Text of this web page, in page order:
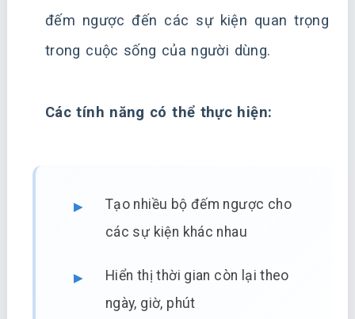
đếm ngược đến các sự kiện quan trọng
trong cuộc sống của người dùng.
Các tính năng có thể thực hiện:
Tạo nhiều bộ đếm ngược cho
các sự kiện khác nhau
Hiển thị thời gian còn lại theo
ngày, giờ, phút